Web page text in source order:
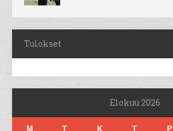
Tulokset
Elokuu 2026
M T K T P